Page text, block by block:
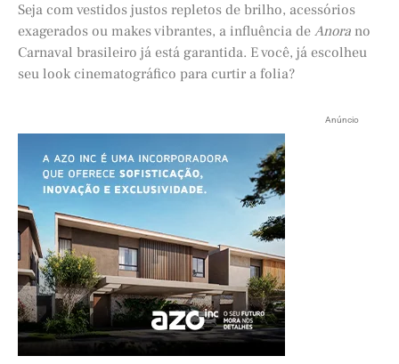
Seja com vestidos justos repletos de brilho, acessórios
exagerados ou makes vibrantes, a influência de Anora no
Carnaval brasileiro já está garantida. E você, já escolheu
seu look cinematográfico para curtir a folia?
Anúncio